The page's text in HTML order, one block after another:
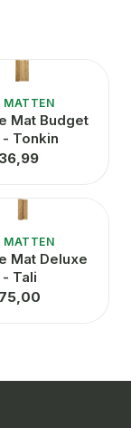
MATTEN
Mat Budget
Tonkin
MATTEN
Mat Deluxe
Tali